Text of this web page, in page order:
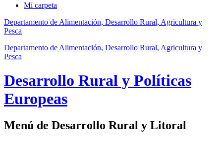
Mi carpeta
Departamento de Alimentación, Desarrollo Rural, Agricultura y
Pesca
Departamento de Alimentación, Desarrollo Rural, Agricultura y
Pesca
Desarrollo Rural y Políticas
Europeas
Menú de Desarrollo Rural y Litoral